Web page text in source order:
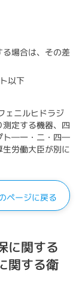
場合は、その差
以下
ェニルヒドラジ
定する機器、四
―一・二・四―
労働大臣が別に
ページに戻る
に関する
関する衛